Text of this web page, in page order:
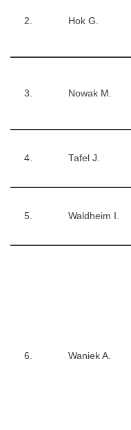
2. Hok G.
3. Nowak M.
4. Tafel J.
5. Waldheim I.
6. Waniek A.